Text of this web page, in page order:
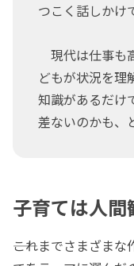
つこく話しかけ
現代は仕事も
どもが状況を理
知識があるだけ
差ないのかも、
子育ては人間
――これまでさまざま